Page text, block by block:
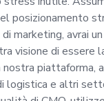
di
posizionamento
marketing, avrai
visione di essere
piattaforma,
logistica e altri